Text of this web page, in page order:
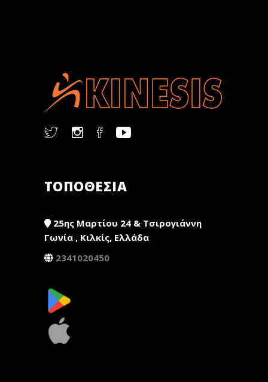
ΤΟΠΟΘΕΣΙΑ
25ης Μαρτίου 24 & Τσιρογιάννη
Γωνία , Κιλκίς, Ελλάδα
2341020450